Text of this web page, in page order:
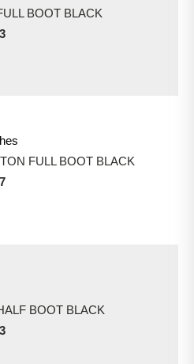
BOOT BLACK
FULL BOOT BLACK
BOOT BLACK